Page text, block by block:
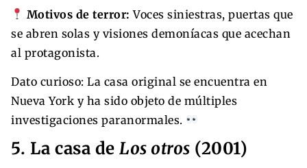
Motivos de terror: Voces siniestras, puertas que
se abren solas y visiones demoníacas que acechan
al protagonista.
Dato curioso: La casa original se encuentra en
Nueva York y ha sido objeto de múltiples
investigaciones paranormales.
5. La casa de Los otros (2001)